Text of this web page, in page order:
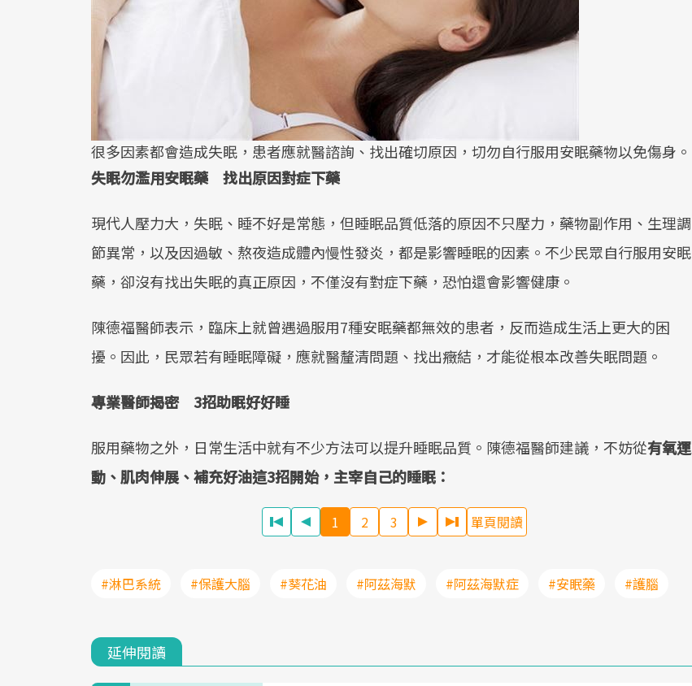
很多因素都會造成失眠，患者應就醫諮詢、找出確切原因，切勿自行服用安眠藥物以免傷身。
失眠勿濫用安眠藥 找出原因對症下藥
現代人壓力大，失眠、睡不好是常態，但睡眠品質低落的原因不只壓力，藥物副作用、生理調
節異常，以及因過敏、熬夜造成體內慢性發炎，都是影響睡眠的因素。不少民眾自行服用安眠
藥，卻沒有找出失眠的真正原因，不僅沒有對症下藥，恐怕還會影響健康。
陳德福醫師表示，臨床上就曾遇過服用7種安眠藥都無效的患者，反而造成生活上更大的困
擾。因此，民眾若有睡眠障礙，應就醫釐清問題、找出癥結，才能從根本改善失眠問題。
專業醫師揭密 3招助眠好好睡
服用藥物之外，日常生活中就有不少方法可以提升睡眠品質。陳德福醫師建議，不妨從有氧運
動、肌肉伸展、補充好油這3招開始，主宰自己的睡眠：
1 2 3 單頁閱讀
#淋巴系統 #保護大腦 #葵花油 #阿茲海默 #阿茲海默症 #安眠藥 #護腦
延伸閱讀